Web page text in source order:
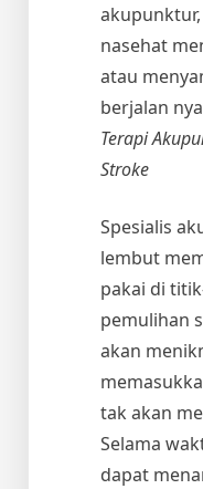
nasehat
atau
berjalan
Terapi
Stroke
Spesialis
lembut
pakai di
pemulihan
akan
tak akan
Selama
dapat